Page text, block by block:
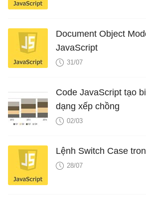
Document Object
JavaScript
31/07
Code JavaScript tạo
dạng xếp chồng
02/03
Lệnh Switch Case
28/07